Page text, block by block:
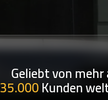
Geliebt von mehr
35.000Kunden